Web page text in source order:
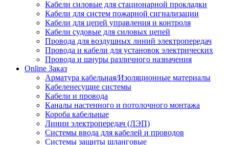
Кабели силовые для стационарной прокладки
Кабели для систем пожарной сигнализации
Кабели для цепей управления и контроля
Кабели судовые для силовых цепей
Провода для воздушных линий электропередач
Провода и кабели для установок электрических
Провода и шнуры различного назначения
Online Заказ
Арматура кабельная/Изоляционные материалы
Кабеленесущие системы
Кабели и провода
Каналы настенного и потолочного монтажа
Короба кабельные
Линии электропередач (ЛЭП)
Системы ввода для кабелей и проводов
Системы защиты шланговые